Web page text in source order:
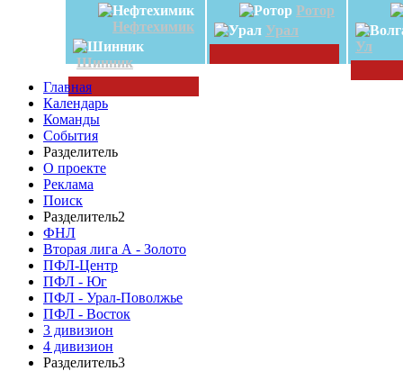
Нефтехимик
Шинник
Ротор
Урал
Ул
Главная
Календарь
Команды
События
Разделитель
О проекте
Реклама
Поиск
Разделитель2
ФНЛ
Вторая лига А - Золото
ПФЛ-Центр
ПФЛ - Юг
ПФЛ - Урал-Поволжье
ПФЛ - Восток
3 дивизион
4 дивизион
Разделитель3